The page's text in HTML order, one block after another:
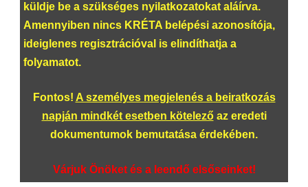
küldje be a szükséges nyilatkozatokat aláírva.
Amennyiben nincs KRÉTA belépési azonosítója,
ideiglenes regisztrációval is elindíthatja a
folyamatot.
Fontos! A személyes megjelenés a beiratkozás
napján mindkét esetben kötelezőaz eredeti
dokumentumok bemutatása érdekében.
Várjuk Önöket és a leendő elsőseinket!